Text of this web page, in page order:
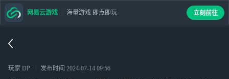
玩家 DP 发布时间 2024-07-14 09:56
网易云游戏 海量游戏 即点即玩 立刻前往